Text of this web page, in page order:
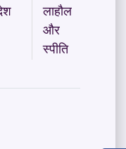
लाहौल
और
स्पीति